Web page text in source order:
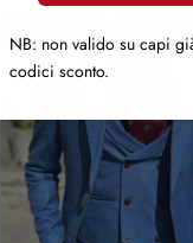
NB: non valido su capi
codici sconto.